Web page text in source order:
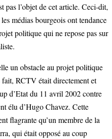
pas l’objet de cet article. Ceci-dit,
médias bourgeois ont tendance
politique qui ne repose pas sur
un obstacle au projet politique
RCTV était directement et
d’Etat du 11 avril 2002 contre
élu d’Hugo Chavez. Cette
flagrante qu’un membre de la
qui était opposé au coup